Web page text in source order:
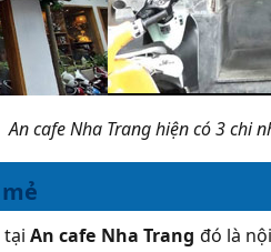
An cafe Nha Trang hiện có 3 chi
An cafe Nha Trang đó là